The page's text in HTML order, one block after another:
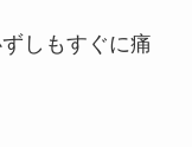
しもすぐに痛